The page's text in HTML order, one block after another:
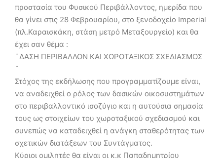
προστασία του Φυσικού Περιβάλλοντος, ημερίδα που
θα γίνει στις 28 Φεβρουαρίου, στο ξενοδοχείο Imperial
(πλ.Καραισκάκη, στάση μετρό Μεταξουργείο) και θα
έχει σαν θέμα :
¨ΔΑΣΗ ΠΕΡΙΒΑΛΛΟΝ ΚΑΙ ΧΩΡΟΤΑΞΙΚΟΣ ΣΧΕΔΙΑΣΜΟΣ
¨
Στόχος της εκδήλωσης που προγραμματίζουμε είναι,
να αναδειχθεί ο ρόλος των δασικών οικοσυστημάτων
στο περιβαλλοντικό ισοζύγιο και η αυτούσια σημασία
τους ως στοιχείων του χωροταξικού σχεδιασμού και
συνεπώς να καταδειχθεί η ανάγκη σταθερότητας των
σχετικών διατάξεων του Συντάγματος.
Κύριοι ομιλητές θα είναι οι κ.κ Παπαδημητρίου